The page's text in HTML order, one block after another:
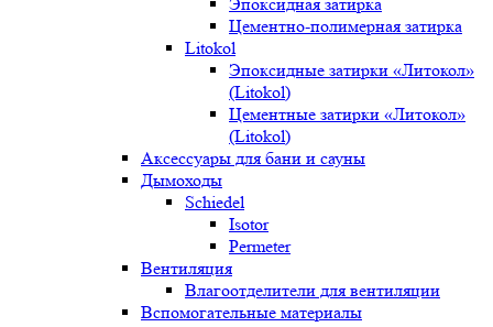
Цементно-полимерная затирка
Litokol
Эпоксидные затирки «Литокол»
(Litokol)
Цементные затирки «Литокол»
(Litokol)
Аксессуары для бани и сауны
Дымоходы
Schiedel
Isotor
Permeter
Вентиляция
Влагоотделители для вентиляции
Вспомогательные материалы